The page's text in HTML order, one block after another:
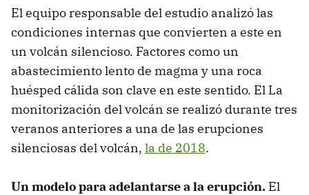
El equipo responsable del estudio analizó las
condiciones internas que convierten a este en
un volcán silencioso. Factores como un
abastecimiento lento de magma y una roca
huésped cálida son clave en este sentido. El La
monitorización del volcán se realizó durante tres
veranos anteriores a una de las erupciones
silenciosas del volcán, la de 2018.
Un modelo para adelantarse a la erupción. El